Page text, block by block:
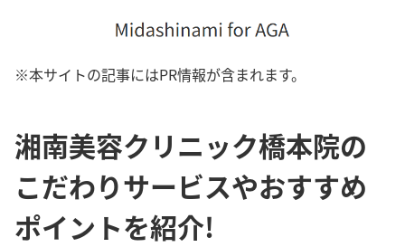
※本サイトの記事にはPR情報が含まれます。
湘南美容クリニック橋本院の
こだわりサービスやおすすめ
ポイントを紹介!